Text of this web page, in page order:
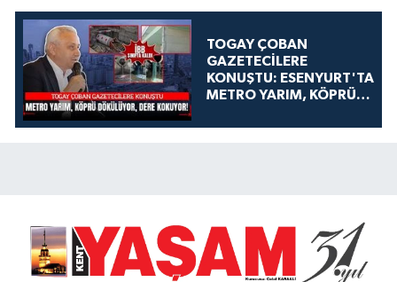
TOGAY ÇOBAN
GAZETECİLERE
KONUŞTU: ESENYURT'TA
METRO YARIM, KÖPRÜ
KOKUYOR!